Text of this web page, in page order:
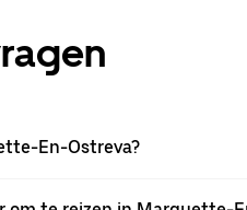
En-Ostreva?